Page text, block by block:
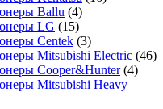
Ballu (4)
LG (15)
Centek (3)
Mitsubishi Electric (46)
Cooper&Hunter (4)
Mitsubishi Heavy